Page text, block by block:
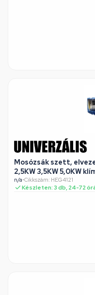
Mosózsák szett,
2,5KW 3,5KW 5,0KW
n/a•Cikkszám: HEG4121
Készleten: 3 db, 24-72